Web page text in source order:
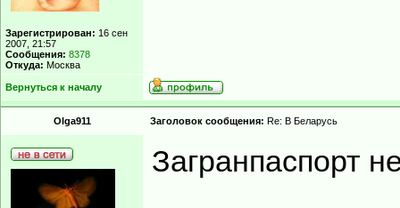
Зарегистрирован: 16 сен
2007, 21:57
Сообщения: 8378
Откуда: Москва
Вернуться к началу
Olga911 Заголовок сообщения: Re: В Беларусь
Загранпаспорт